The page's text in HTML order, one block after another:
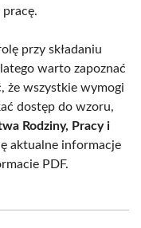
przy składaniu
warto zapoznać
że wszystkie wymogi
dostęp do wzoru,
Rodziny, Pracy i
aktualne informacje
PDF.